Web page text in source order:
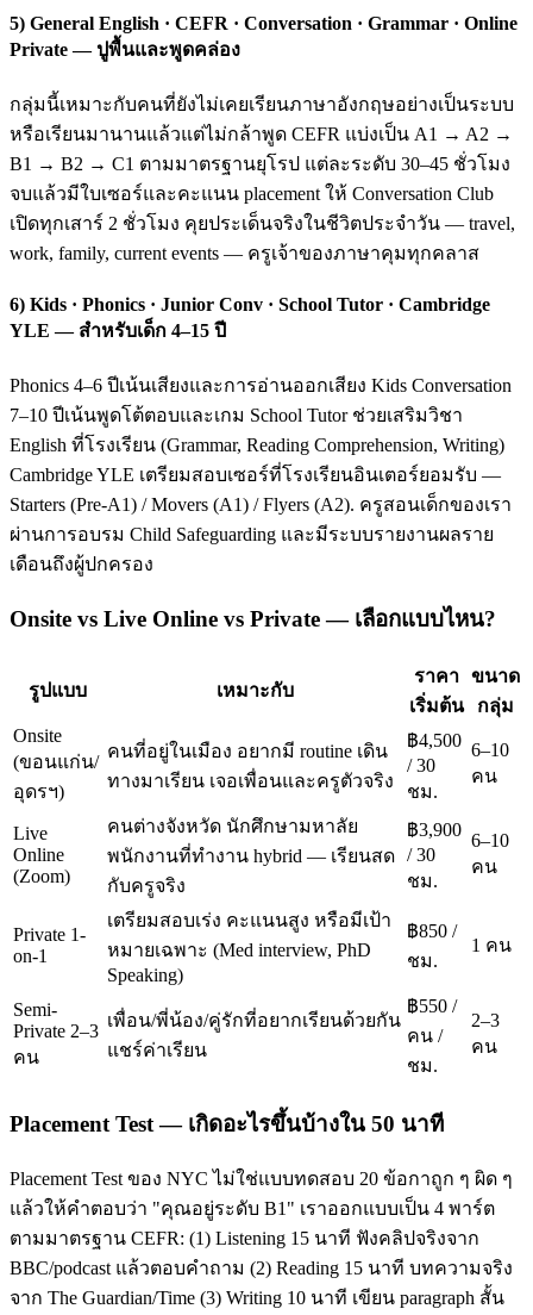
5) General English · CEFR · Conversation · Grammar · Online
Private — ปูพื้นและพูดคล่อง
กลุ่มนี้เหมาะกับคนที่ยังไม่เคยเรียนภาษาอังกฤษอย่างเป็นระบบ
หรือเรียนมานานแล้วแต่ไม่กล้าพูด CEFR แบ่งเป็น A1 → A2 →
B1 → B2 → C1 ตามมาตรฐานยุโรป แต่ละระดับ 30–45 ชั่วโมง
จบแล้วมีใบเซอร์และคะแนน placement ให้ Conversation Club
เปิดทุกเสาร์ 2 ชั่วโมง คุยประเด็นจริงในชีวิตประจำวัน — travel,
work, family, current events — ครูเจ้าของภาษาคุมทุกคลาส
6) Kids · Phonics · Junior Conv · School Tutor · Cambridge
YLE — สำหรับเด็ก 4–15 ปี
Phonics 4–6 ปีเน้นเสียงและการอ่านออกเสียง Kids Conversation
7–10 ปีเน้นพูดโต้ตอบและเกม School Tutor ช่วยเสริมวิชา
English ที่โรงเรียน (Grammar, Reading Comprehension, Writing)
Cambridge YLE เตรียมสอบเซอร์ที่โรงเรียนอินเตอร์ยอมรับ —
Starters (Pre-A1) / Movers (A1) / Flyers (A2). ครูสอนเด็กของเรา
ผ่านการอบรม Child Safeguarding และมีระบบรายงานผลราย
เดือนถึงผู้ปกครอง
Onsite vs Live Online vs Private — เลือกแบบไหน?
รูปแบบ เหมาะกับ
ราคา
เริ่มต้น
ขนาด
กลุ่ม
Onsite
(ขอนแก่น/
อุดรฯ)
คนที่อยู่ในเมือง อยากมี routine เดิน
ทางมาเรียน เจอเพื่อนและครูตัวจริง
฿4,500
/ 30
ชม.
6–10
คน
Live
Online
(Zoom)
คนต่างจังหวัด นักศึกษามหาลัย
พนักงานที่ทำงาน hybrid — เรียนสด
กับครูจริง
฿3,900
/ 30
ชม.
6–10
คน
Private 1-
on-1
เตรียมสอบเร่ง คะแนนสูง หรือมีเป้า
หมายเฉพาะ (Med interview, PhD
Speaking)
฿850 /
ชม.
1 คน
Semi-
Private 2–3
คน
เพื่อน/พี่น้อง/คู่รักที่อยากเรียนด้วยกัน
แชร์ค่าเรียน
฿550 /
คน /
ชม.
2–3
คน
Placement Test — เกิดอะไรขึ้นบ้างใน 50 นาที
Placement Test ของ NYC ไม่ใช่แบบทดสอบ 20 ข้อกาถูก ๆ ผิด ๆ
แล้วให้คำตอบว่า "คุณอยู่ระดับ B1" เราออกแบบเป็น 4 พาร์ต
ตามมาตรฐาน CEFR: (1) Listening 15 นาที ฟังคลิปจริงจาก
BBC/podcast แล้วตอบคำถาม (2) Reading 15 นาที บทความจริง
จาก The Guardian/Time (3) Writing 10 นาที เขียน paragraph สั้น